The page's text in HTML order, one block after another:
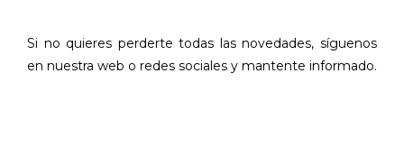
Si no quieres perderte todas las novedades, síguenos
en nuestra web o redes sociales y mantente informado.